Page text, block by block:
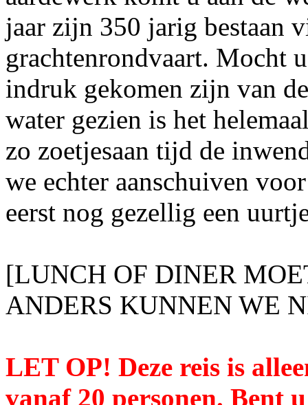
jaar zijn 350 jarig bestaan
grachtenrondvaart. Mocht
indruk gekomen zijn van
water gezien is het
zo zoetjesaan tijd de
we echter aanschuiven
eerst nog gezellig een
[LUNCH OF DINER
ANDERS KUNNEN WE
LET OP! Deze reis is
vanaf 20 personen. Bent